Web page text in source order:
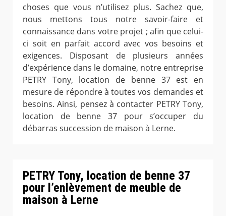
choses que vous n’utilisez plus. Sachez que,
nous mettons tous notre savoir-faire et
connaissance dans votre projet ; afin que celui-
ci soit en parfait accord avec vos besoins et
exigences. Disposant de plusieurs années
d’expérience dans le domaine, notre entreprise
PETRY Tony, location de benne 37 est en
mesure de répondre à toutes vos demandes et
besoins. Ainsi, pensez à contacter PETRY Tony,
location de benne 37 pour s’occuper du
débarras succession de maison à Lerne.
PETRY Tony, location de benne 37
pour l’enlèvement de meuble de
maison à Lerne